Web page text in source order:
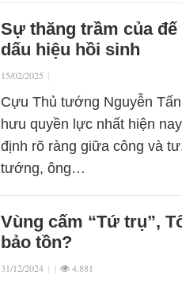
Sự thăng trầm của đế
dấu hiệu hồi sinh
15/02/2025 |
Cựu Thủ tướng Nguyễn
hưu quyền lực nhất hiện
định rõ ràng giữa công và
tướng, ông…
Vùng cấm “Tứ trụ”,
bảo tồn?
31/12/2024 | | 4.881